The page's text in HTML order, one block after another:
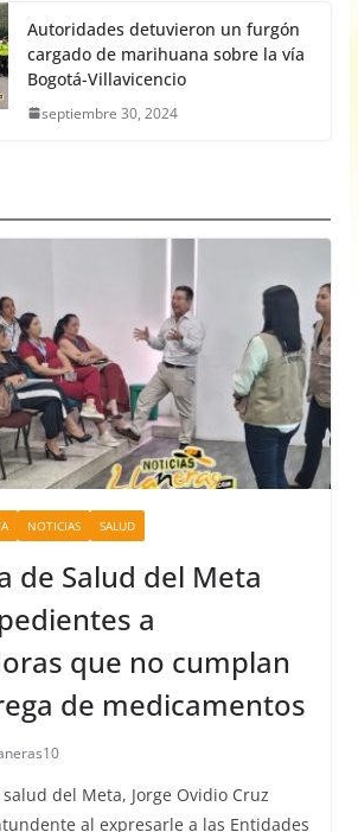
Autoridades detuvieron un furgón
cargado de marihuana sobre la vía
Bogotá-Villavicencio
septiembre 30, 2024
NOTICIAS SALUD
de Salud del Meta
a
que no cumplan
de medicamentos
del Meta, Jorge Ovidio Cruz
al expresarle a las Entidades